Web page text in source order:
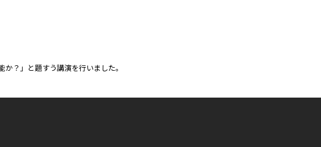
？」と題すう講演を行いました。